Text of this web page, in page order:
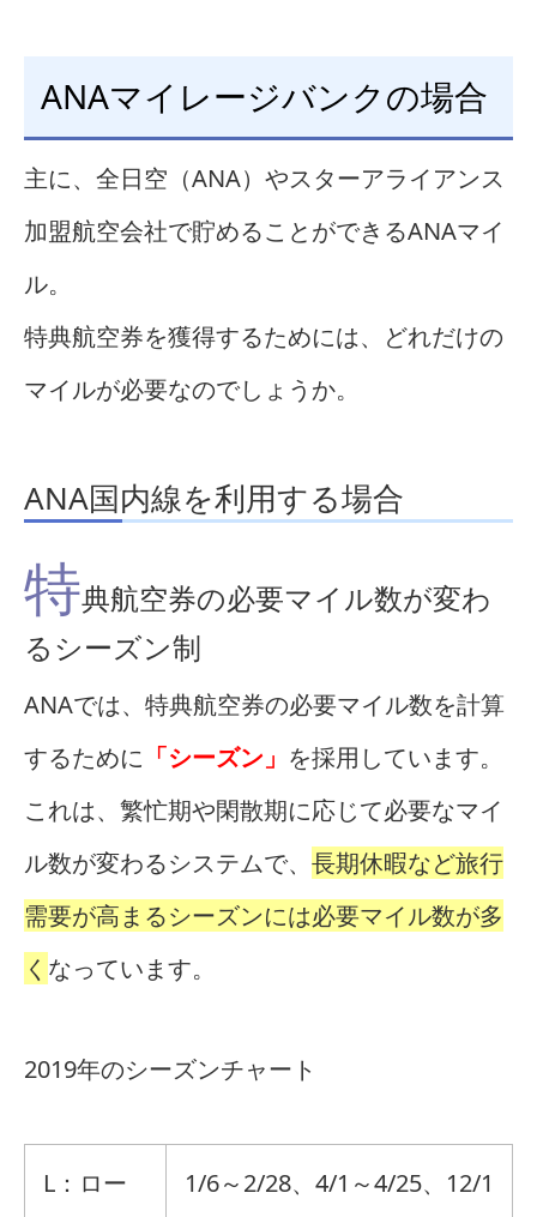
ANAマイレージバンクの場合
主に、全日空（ANA）やスターアライアンス
加盟航空会社で貯めることができるANAマイ
ル。
特典航空券を獲得するためには、どれだけの
マイルが必要なのでしょうか。
ANA国内線を利用する場合
特典航空券の必要マイル数が変わ
るシーズン制
ANAでは、特典航空券の必要マイル数を計算
するために 「シーズン」 を採用しています。
これは、繁忙期や閑散期に応じて必要なマイ
ル数が変わるシステムで、 長期休暇など旅行
需要が高まるシーズンには必要マイル数が多
く なっています。
2019年のシーズンチャート
L：ロー
1/6～2/28、4/1～4/25、12/1